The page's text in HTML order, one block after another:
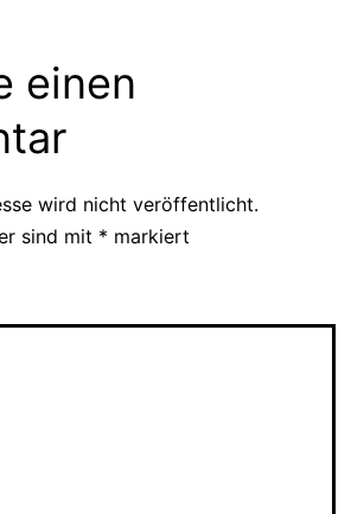
einen
wird nicht veröffentlicht.
sind mit * markiert